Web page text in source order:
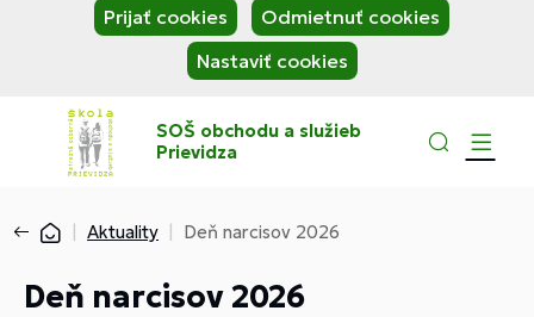
Prijať cookies
Odmietnuť cookies
Nastaviť cookies
SOŠ obchodu a služieb
Prievidza
Aktuality Deň narcisov 2026
Deň narcisov 2026